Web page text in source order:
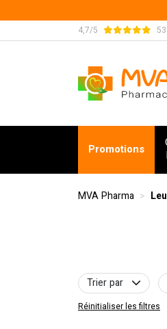
4,7/5
MVA Pharma
Promotions
MVA Pharma
Trier par
Réinitialiser les filtres